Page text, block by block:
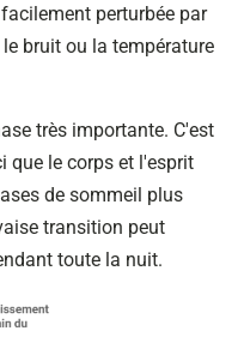
perturbée par
bruit ou la température
très importante. C'est
que le corps et l'esprit
de sommeil plus
transition peut
toute la nuit.